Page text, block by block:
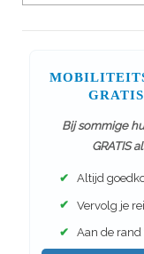
Bij sommige
GRATIS
✔ Altijd
✔ Vervolg je
✔ Aan de rand